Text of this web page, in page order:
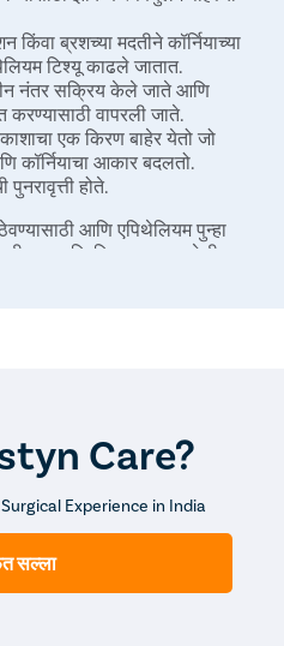
ब्रशच्या मदतीने कॉर्नियाच्या
टिश्यू काढले जातात.
नंतर सक्रिय केले जाते आणि
करण्यासाठी वापरली जाते.
एक किरण बाहेर येतो जो
कॉर्नियाचा आकार बदलतो.
पुनरावृत्ती होते.
आणि एपिथेलियम पुन्हा
म्हणून प्रिस्क्रिप्शन नसलेली
Care?
Experience in India
सल्ला